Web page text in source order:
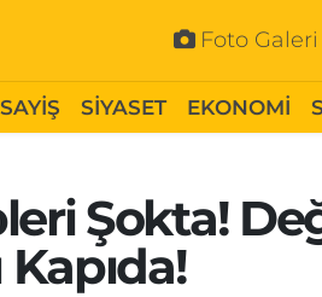
Foto Galeri
SİYASET EKONOMİ
Şokta!